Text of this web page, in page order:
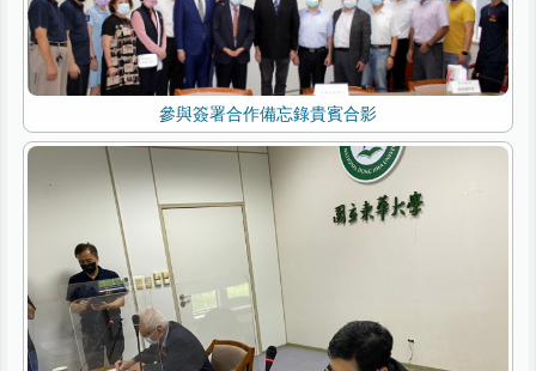
參與簽署合作備忘錄貴賓合影